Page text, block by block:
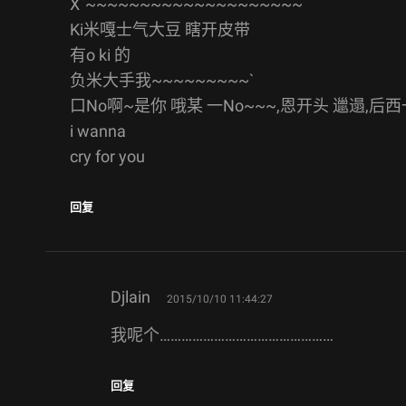
Ki米嘎士气大豆 瞎开皮带
有o ki 的
负米大手我~~~~~~~~~`
口No啊~是你 哦某 一No~~~,恩开头 邋遢,后
i wanna
cry for you
回复
Djlain says:
2015/10/10 11:44:27
我呢个…………………………………………
回复